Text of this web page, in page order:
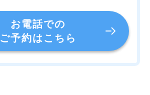
お電話での
ご予約はこちら